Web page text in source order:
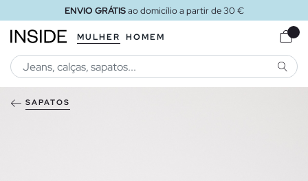
ENVIO GRÁTISao domicílio a partir de 30 €
MULHER HOMEM
SAPATOS